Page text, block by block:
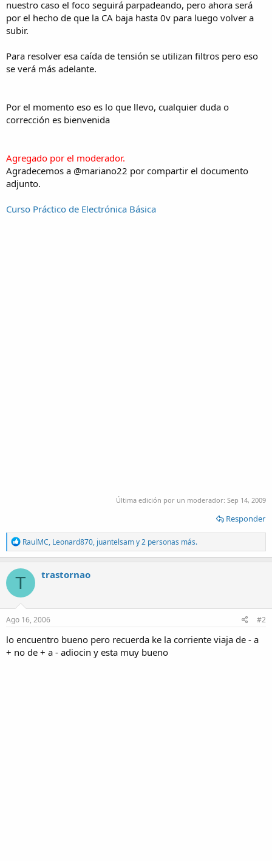
nuestro caso el foco seguirá parpadeando, pero ahora será
por el hecho de que la CA baja hasta 0v para luego volver a
subir.
Para resolver esa caída de tensión se utilizan filtros pero eso
se verá más adelante.
Por el momento eso es lo que llevo, cualquier duda o
corrección es bienvenida
Agregado por el moderador.
Agradecemos a @mariano22 por compartir el documento
adjunto.
Curso Práctico de Electrónica Básica
Última edición por un moderador: Sep 14, 2009
Responder
R
e
a
c
t
o
n
s
RaulMC, Leonard870, juantelsamy 2 personas más.
T trastornao
Ago 16, 2006 #2
lo encuentro bueno pero recuerda ke la corriente viaja de - a
+ no de + a - adiocin y esta muy bueno